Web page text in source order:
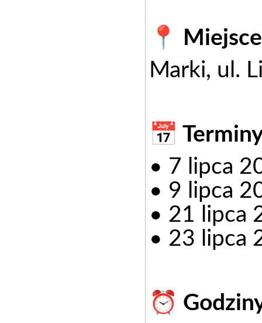
📍 Miejsce
Marki, ul.
📅
• 7 lipca
• 9 lipca
• 21 lipca
• 23 lipca
⏰